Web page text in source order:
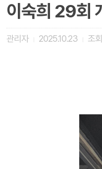
이숙희 29회
관리자 2025.10.23 조회